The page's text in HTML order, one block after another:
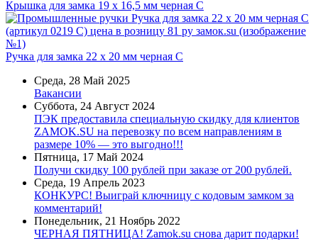
Крышка для замка 19 х 16,5 мм черная C
Ручка для замка 22 х 20 мм черная C
Среда, 28 Май 2025
Вакансии
Суббота, 24 Август 2024
ПЭК предоставила специальную скидку для клиентов
ZAMOK.SU на перевозку по всем направлениям в
размере 10% — это выгодно!!!
Пятница, 17 Май 2024
Получи скидку 100 рублей при заказе от 200 рублей.
Среда, 19 Апрель 2023
КОНКУРС! Выиграй ключницу с кодовым замком за
комментарий!
Понедельник, 21 Ноябрь 2022
ЧЕРНАЯ ПЯТНИЦА! Zamok.su снова дарит подарки!